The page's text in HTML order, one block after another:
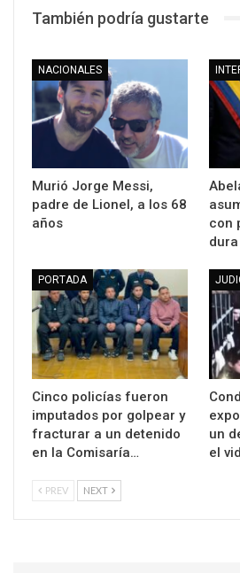
También podría gustarte
NACIONALES
Murió Jorge Messi,
padre de Lionel, a los 68
años
con
PORTADA
Cinco policías fueron
imputados por golpear y
fracturar a un detenido
en la Comisaría…
un
el
PREV NEXT